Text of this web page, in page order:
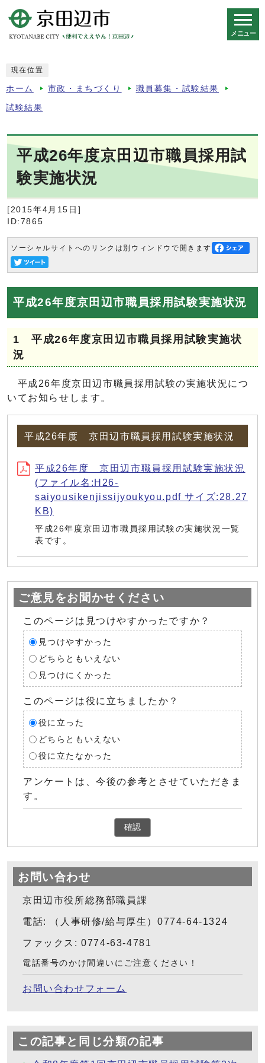
メニュー
現在位置
ホーム 市政・まちづくり 職員募集・試験結果
試験結果
平成26年度京田辺市職員採用試
験実施状況
[2015年4月15日]
ID:7865
ソーシャルサイトへのリンクは別ウィンドウで開きます
平成26年度京田辺市職員採用試験実施状況
1 平成26年度京田辺市職員採用試験実施状
況
平成26年度京田辺市職員採用試験の実施状況につ
いてお知らせします。
平成26年度 京田辺市職員採用試験実施状況
平成26年度 京田辺市職員採用試験実施状況
(ファイル名:H26-
saiyousikenjissijyoukyou.pdf サイズ:28.27
KB)
平成26年度京田辺市職員採用試験の実施状況一覧
表です。
ご意見をお聞かせください
このページは見つけやすかったですか？
見つけやすかった
どちらともいえない
見つけにくかった
このページは役に立ちましたか？
役に立った
どちらともいえない
役に立たなかった
アンケートは、今後の参考とさせていただきま
す。
確認
お問い合わせ
京田辺市役所総務部職員課
電話: （人事研修/給与厚生）0774-64-1324
ファックス: 0774-63-4781
電話番号のかけ間違いにご注意ください！
お問い合わせフォーム
この記事と同じ分類の記事